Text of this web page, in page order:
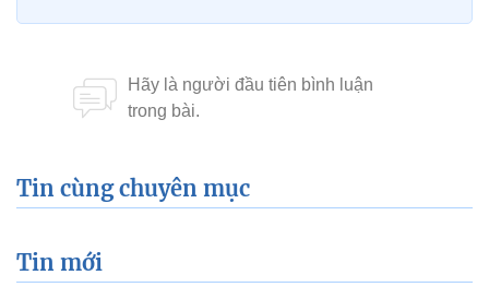
Tin cùng chuyên mục
Tin mới